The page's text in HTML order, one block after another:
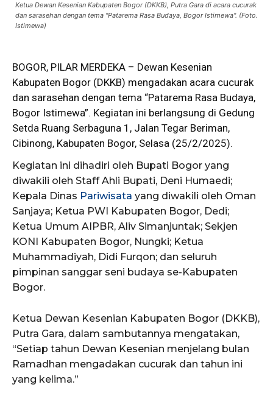
Ketua Dewan Kesenian Kabupaten Bogor (DKKB), Putra Gara di acara cucurak
dan sarasehan dengan tema "Patarema Rasa Budaya, Bogor Istimewa". (Foto.
Istimewa)
BOGOR, PILAR MERDEKA – Dewan Kesenian
Kabupaten Bogor (DKKB) mengadakan acara cucurak
dan sarasehan dengan tema “Patarema Rasa Budaya,
Bogor Istimewa”. Kegiatan ini berlangsung di Gedung
Setda Ruang Serbaguna 1, Jalan Tegar Beriman,
Cibinong, Kabupaten Bogor, Selasa (25/2/2025).
Kegiatan ini dihadiri oleh Bupati Bogor yang
diwakili oleh Staff Ahli Bupati, Deni Humaedi;
Kepala Dinas Pariwisata yang diwakili oleh Oman
Sanjaya; Ketua PWI Kabupaten Bogor, Dedi;
Ketua Umum AIPBR, Aliv Simanjuntak; Sekjen
KONI Kabupaten Bogor, Nungki; Ketua
Muhammadiyah, Didi Furqon; dan seluruh
pimpinan sanggar seni budaya se-Kabupaten
Bogor.
Ketua Dewan Kesenian Kabupaten Bogor (DKKB),
Putra Gara, dalam sambutannya mengatakan,
“Setiap tahun Dewan Kesenian menjelang bulan
Ramadhan mengadakan cucurak dan tahun ini
yang kelima.”